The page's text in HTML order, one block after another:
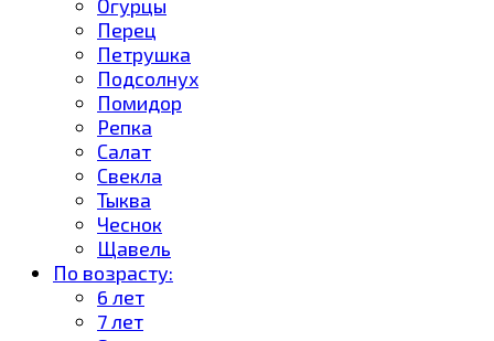
Огурцы
Перец
Петрушка
Подсолнух
Помидор
Репка
Салат
Свекла
Тыква
Чеснок
Щавель
По возрасту:
6 лет
7 лет